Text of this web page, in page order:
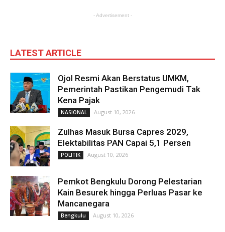
- Advertisement -
LATEST ARTICLE
Ojol Resmi Akan Berstatus UMKM,
Pemerintah Pastikan Pengemudi Tak
Kena Pajak
NASIONAL August 10, 2026
Zulhas Masuk Bursa Capres 2029,
Elektabilitas PAN Capai 5,1 Persen
POLITIK August 10, 2026
Pemkot Bengkulu Dorong Pelestarian
Kain Besurek hingga Perluas Pasar ke
Mancanegara
Bengkulu August 10, 2026